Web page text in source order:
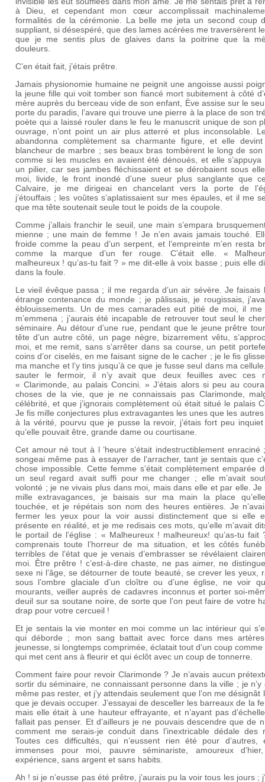
à Dieu, et cependant mon cœur accomplissait
formalités de la cérémonie. La belle me jeta un second coup
suppliant, si désespéré, que des lames acérées me traversèrent
que je me sentis plus de glaives dans la poitrine que la
douleurs.
C’en était fait, j’étais prêtre.
Jamais physionomie humaine ne peignit une angoisse aussi
la jeune fille qui voit tomber son fiancé mort subitement à côté
mère auprès du berceau vide de son enfant, Ève assise sur le
porte du paradis, l’avare qui trouve une pierre à la place de son
poète qui a laissé rouler dans le feu le manuscrit unique de son
ouvrage, n’ont point un air plus atterré et plus inconsolable.
abandonna complètement sa charmante figure, et elle devint
blancheur de marbre ; ses beaux bras tombèrent le long de son
comme si les muscles en avaient été dénoués, et elle s’appuya
un pilier, car ses jambes fléchissaient et se dérobaient sous
moi, livide, le front inondé d’une sueur plus sanglante que
Calvaire, je me dirigeai en chancelant vers la porte de
j’étouffais ; les voûtes s’aplatissaient sur mes épaules, et il me
que ma tête soutenait seule tout le poids de la coupole.
Comme j’allais franchir le seuil, une main s’empara
mienne ; une main de femme ! Je n’en avais jamais touché.
froide comme la peau d’un serpent, et l’empreinte m’en resta
comme la marque d’un fer rouge. C’était elle. «
malheureux ! qu’as-tu fait ? » me dit-elle à voix basse ; puis elle
dans la foule.
Le vieil évêque passa ; il me regarda d’un air sévère. Je faisais
étrange contenance du monde ; je pâlissais, je rougissais,
éblouissements. Un de mes camarades eut pitié de moi, il
m’emmena ; j’aurais été incapable de retrouver tout seul le
séminaire. Au détour d’une rue, pendant que le jeune prêtre
tête d’un autre côté, un page nègre, bizarrement vêtu,
moi, et me remit, sans s’arrêter dans sa course, un petit
coins d’or ciselés, en me faisant signe de le cacher ; je le fis
ma manche et l’y tins jusqu’à ce que je fusse seul dans ma
sauter le fermoir, il n’y avait que deux feuilles avec ces
« Clarimonde, au palais Concini. » J’étais alors si peu au
choses de la vie, que je ne connaissais pas Clarimonde,
célébrité, et que j’ignorais complètement où était situé le palais
Je fis mille conjectures plus extravagantes les unes que les
à la vérité, pourvu que je pusse la revoir, j’étais fort peu
qu’elle pouvait être, grande dame ou courtisane.
Cet amour né tout à l ’heure s’était indestructiblement enraciné
songeai même pas à essayer de l’arracher, tant je sentais que
chose impossible. Cette femme s’était complètement emparée
un seul regard avait suffi pour me changer ; elle m’avait
volonté ; je ne vivais plus dans moi, mais dans elle et par elle. Je
mille extravagances, je baisais sur ma main la place
touchée, et je répétais son nom des heures entières. Je
fermer les yeux pour la voir aussi distinctement que si elle
présente en réalité, et je me redisais ces mots, qu’elle m’avait
le portail de l’église : « Malheureux ! malheureux! qu’as-tu fait
comprenais toute l’horreur de ma situation, et les côtés
terribles de l’état que je venais d’embrasser se révélaient
moi. Être prêtre ! c’est-à-dire chaste, ne pas aimer, ne
sexe ni l’âge, se détourner de toute beauté, se crever les yeux,
sous l’ombre glaciale d’un cloître ou d’une église, ne voir
mourants, veiller auprès de cadavres inconnus et porter soi-
deuil sur sa soutane noire, de sorte que l’on peut faire de votre
drap pour votre cercueil !
Et je sentais la vie monter en moi comme un lac intérieur qui
qui déborde ; mon sang battait avec force dans mes
jeunesse, si longtemps comprimée, éclatait tout d’un coup comme
qui met cent ans à fleurir et qui éclôt avec un coup de tonnerre.
Comment faire pour revoir Clarimonde ? Je n’avais aucun
sortir du séminaire, ne connaissant personne dans la ville ; je n’y
même pas rester, et j’y attendais seulement que l’on me désignât
que je devais occuper. J’essayai de desceller les barreaux de la
mais elle était à une hauteur effrayante, et n’ayant pas
fallait pas penser. Et d’ailleurs je ne pouvais descendre que de
comment me serais-je conduit dans l’inextricable dédale des
Toutes ces difficultés, qui n’eussent rien été pour d’autres,
immenses pour moi, pauvre séminariste, amoureux
expérience, sans argent et sans habits.
Ah ! si je n’eusse pas été prêtre, j’aurais pu la voir tous les jours ;